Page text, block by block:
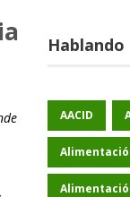
AACID